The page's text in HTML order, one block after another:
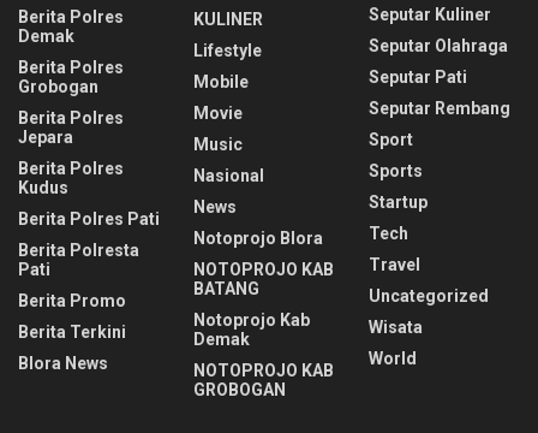
Berita Polres
Demak
Berita Polres
Grobogan
Berita Polres
Jepara
Berita Polres
Kudus
Berita Polres Pati
Berita Polresta
Pati
Berita Promo
Berita Terkini
Blora News
KULINER
Lifestyle
Mobile
Movie
Music
Nasional
News
Notoprojo Blora
NOTOPROJO KAB
BATANG
Notoprojo Kab
Demak
NOTOPROJO KAB
GROBOGAN
Seputar Kuliner
Seputar Olahraga
Seputar Pati
Seputar Rembang
Sport
Sports
Startup
Tech
Travel
Uncategorized
Wisata
World